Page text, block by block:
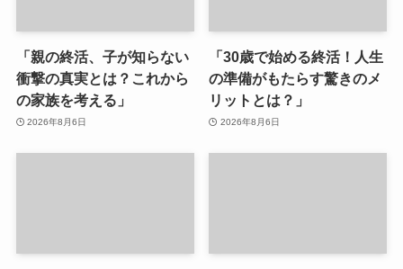
「親の終活、子が知らない
衝撃の真実とは？これから
の家族を考える」
2026年8月6日
「30歳で始める終活！人生
の準備がもたらす驚きのメ
リットとは？」
2026年8月6日